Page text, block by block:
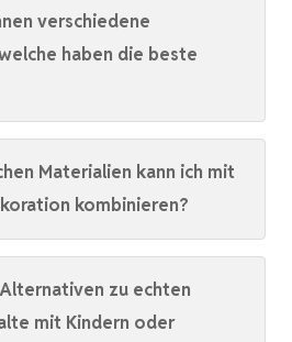
verschiedene
haben die beste
Materialien kann ich mit
kombinieren?
zu echten
mit Kindern oder